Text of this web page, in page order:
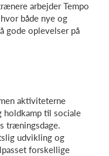
arbejder Tempo
både nye og
gode oplevelser på
aktiviteterne
til sociale
træningsdage.
udvikling og
forskellige